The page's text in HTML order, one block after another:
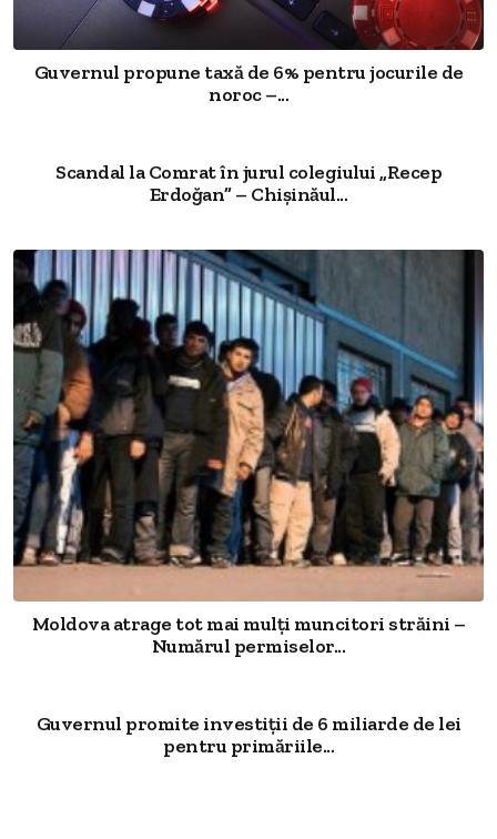
Guvernul propune taxă de 6% pentru jocurile de
noroc –...
Scandal la Comrat în jurul colegiului „Recep
Erdoğan” – Chișinăul...
Moldova atrage tot mai mulți muncitori străini –
Numărul permiselor...
Guvernul promite investiții de 6 miliarde de lei
pentru primăriile...